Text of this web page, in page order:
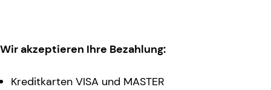
Wir akzeptieren Ihre Bezahlung:
Kreditkarten VISA und MASTER